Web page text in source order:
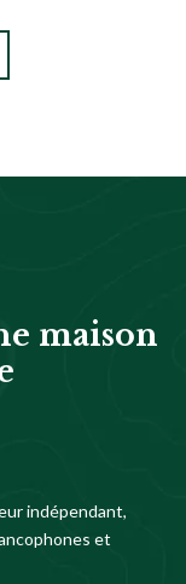
maison
indépendant,
et